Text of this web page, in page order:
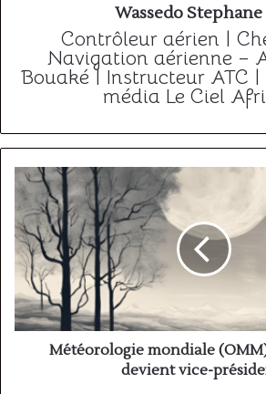
Wassedo Stephane
Contrôleur aérien |
Navigation aérienne –
Bouaké | Instructeur ATC
média Le Ciel
Météorologie
mondiale
(OMM)
:
Un
ivoirien
devient
vice-
président
Météorologie mondiale
devient vice-